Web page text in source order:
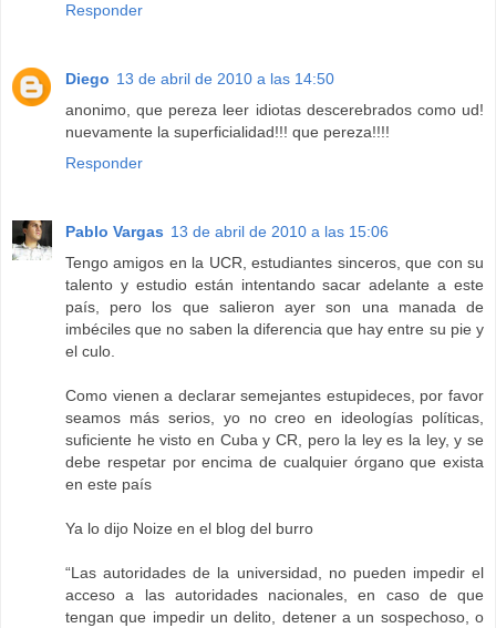
Responder
Diego 13 de abril de 2010 a las 14:50
anonimo, que pereza leer idiotas descerebrados como ud!
nuevamente la superficialidad!!! que pereza!!!!
Responder
Pablo Vargas 13 de abril de 2010 a las 15:06
Tengo amigos en la UCR, estudiantes sinceros, que con su
talento y estudio están intentando sacar adelante a este
país, pero los que salieron ayer son una manada de
imbéciles que no saben la diferencia que hay entre su pie y
el culo.
Como vienen a declarar semejantes estupideces, por favor
seamos más serios, yo no creo en ideologías políticas,
suficiente he visto en Cuba y CR, pero la ley es la ley, y se
debe respetar por encima de cualquier órgano que exista
en este país
Ya lo dijo Noize en el blog del burro
“Las autoridades de la universidad, no pueden impedir el
acceso a las autoridades nacionales, en caso de que
tengan que impedir un delito, detener a un sospechoso, o